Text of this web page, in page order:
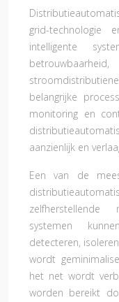
grid-
intelligente
belangrijke
monitoring en
aanzienlijk en
Een van de
zelfherstellende
systemen
detecteren,
wordt
het net wordt
worden bereikt